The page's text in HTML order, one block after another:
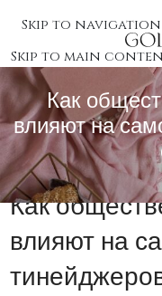
Skip to navigation
Skip to main
Как
влияют на
Как
влияют на